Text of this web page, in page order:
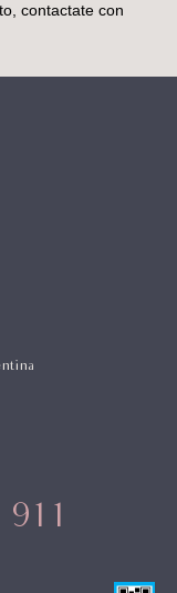
contactate con